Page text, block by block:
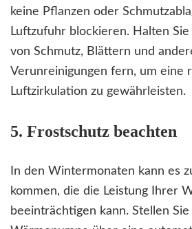
keine Pflanzen oder
Luftzufuhr blockieren. Halten
von Schmutz, Blättern und
Verunreinigungen fern, um eine
Luftzirkulation zu gewährleisten.
5. Frostschutz beachten
In den Wintermonaten kann es
kommen, die die Leistung Ihrer
beeinträchtigen kann. Stellen